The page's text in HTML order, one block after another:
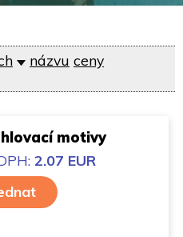
názvu ceny
motivy
2.07 EUR